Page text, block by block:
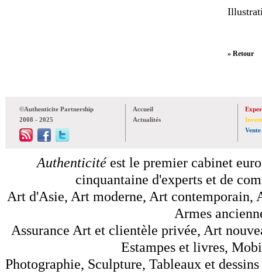
» Retour
©Authenticite Partnership
2008 - 2025
Accueil
Actualités
Vente
Authenticitéest le premier cabinet
cinquantaine d'experts et de
Art d'Asie, Art moderne, Art contemporain,
Armes
Assurance Art et clientèle privée, Art
Estampes et livres,
Photographie, Sculpture, Tableaux et